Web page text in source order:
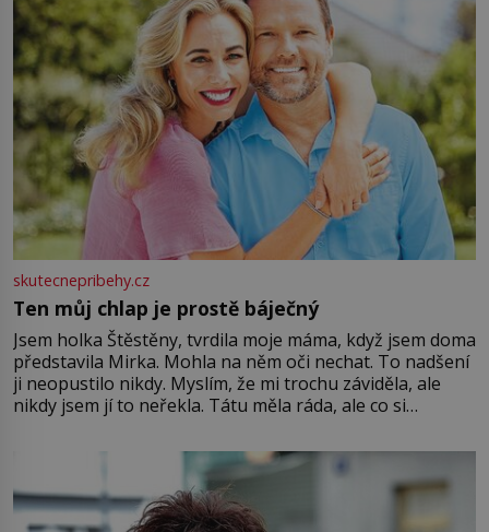
skutecnepribehy.cz
Ten můj chlap je prostě báječný
Jsem holka Štěstěny, tvrdila moje máma, když jsem doma
představila Mirka. Mohla na něm oči nechat. To nadšení
ji neopustilo nikdy. Myslím, že mi trochu záviděla, ale
nikdy jsem jí to neřekla. Tátu měla ráda, ale co si
Jsme spolu moc rádi Tehdy byla jiná doba, když